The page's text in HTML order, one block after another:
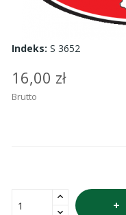
Indeks: S 3652
16,00 zł
Brutto